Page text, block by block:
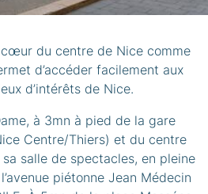
cœur du centre de Nice comme
d’accéder facilement aux
d’intérêts de Nice.
à 3mn à pied de la gare
Centre/Thiers) et du centre
salle de spectacles, en pleine
piétonne Jean Médecin